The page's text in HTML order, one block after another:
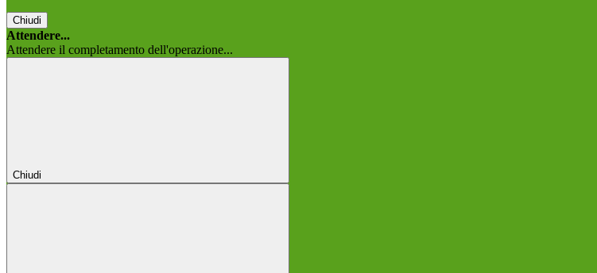
Chiudi
Attendere...
Attendere il completamento dell'operazione...
Chiudi